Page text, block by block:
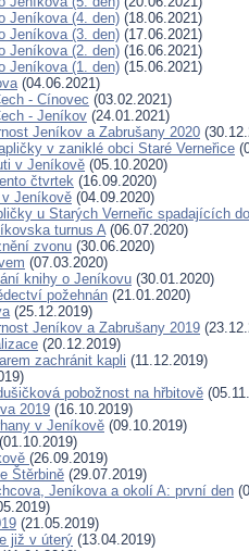
Jeníkova (4. den) (18.06.2021)
Jeníkova (3. den) (17.06.2021)
Jeníkova (2. den) (16.06.2021)
Jeníkova (1. den) (15.06.2021)
(04.06.2021)
- Cínovec (03.02.2021)
- Jeníkov (24.01.2021)
Jeníkov a Zabrušany 2020
v zaniklé obci Staré Verneřice
v Jeníkově (05.10.2020)
čtvrtek (16.09.2020)
v Jeníkově (04.09.2020)
u Starých Verneřic spadajících
turnus A(06.07.2020)
zvonu (30.06.2020)
(07.03.2020)
knihy o Jeníkovu (30.01.2020)
požehnán (21.01.2020)
(25.12.2019)
Jeníkov a Zabrušany 2019
(20.12.2019)
zachránit kapli (11.12.2019)
pobožnost na hřbitově
2019 (16.10.2019)
v Jeníkově (09.10.2019)
(01.10.2019)
(26.09.2019)
Štěrbině (29.07.2019)
Jeníkova a okolí A: první den
(21.05.2019)
již v úterý (13.04.2019)